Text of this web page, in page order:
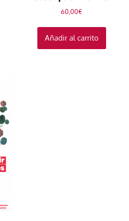
60,00€
Añadir al carrito